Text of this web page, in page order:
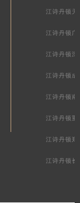
江诗丹顿天
江诗丹顿广
江诗丹顿深
江诗丹顿成
江诗丹顿南
江诗丹顿重
江诗丹顿郑
江诗丹顿长